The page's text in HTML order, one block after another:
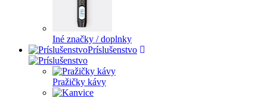
Iné značky / doplnky
Príslušenstvo
Pražičky kávy